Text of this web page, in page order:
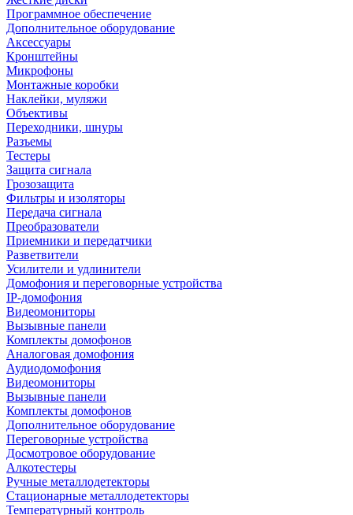
Программное обеспечение
Дополнительное оборудование
Аксессуары
Кронштейны
Микрофоны
Монтажные коробки
Наклейки, муляжи
Объективы
Переходники, шнуры
Разъемы
Тестеры
Защита сигнала
Грозозащита
Фильтры и изоляторы
Передача сигнала
Преобразователи
Приемники и передатчики
Разветвители
Усилители и удлинители
Домофония и переговорные устройства
IP-домофония
Видеомониторы
Вызывные панели
Комплекты домофонов
Аналоговая домофония
Аудиодомофония
Видеомониторы
Вызывные панели
Комплекты домофонов
Дополнительное оборудование
Переговорные устройства
Досмотровое оборудование
Алкотестеры
Ручные металлодетекторы
Стационарные металлодетекторы
Температурный контроль